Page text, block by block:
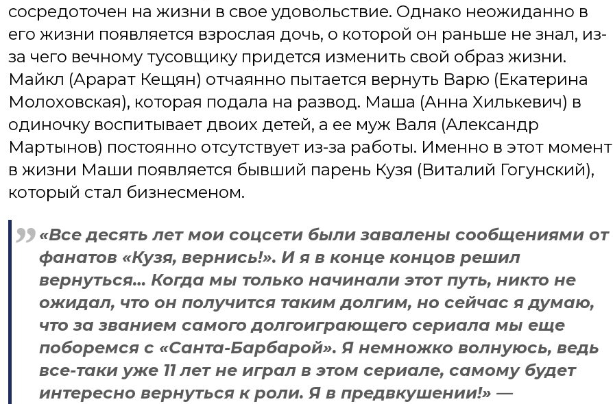
сосредоточен на жизни в свое удовольствие. Однако неожиданно в
его жизни появляется взрослая дочь, о которой он раньше не знал, из-
за чего вечному тусовщику придется изменить свой образ жизни.
Майкл (Арарат Кещян) отчаянно пытается вернуть Варю (Екатерина
Молоховская), которая подала на развод. Маша (Анна Хилькевич) в
одиночку воспитывает двоих детей, а ее муж Валя (Александр
Мартынов) постоянно отсутствует из-за работы. Именно в этот момент
в жизни Маши появляется бывший парень Кузя (Виталий Гогунский),
который стал бизнесменом.
«Все десять лет мои соцсети были завалены сообщениями от
фанатов «Кузя, вернись!». И я в конце концов решил
вернуться… Когда мы только начинали этот путь, никто не
ожидал, что он получится таким долгим, но сейчас я думаю,
что за званием самого долгоиграющего сериала мы еще
поборемся с «Санта-Барбарой». Я немножко волнуюсь, ведь
все-таки уже 11 лет не играл в этом сериале, самому будет
интересно вернуться к роли. Я в предвкушении!» —